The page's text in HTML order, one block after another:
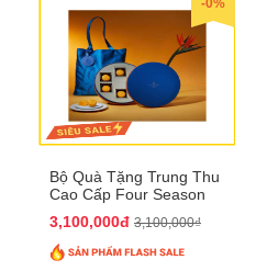
Bộ Quà Tặng Trung Thu
Cao Cấp Four Season
3,100,000đ 3,100,000₫